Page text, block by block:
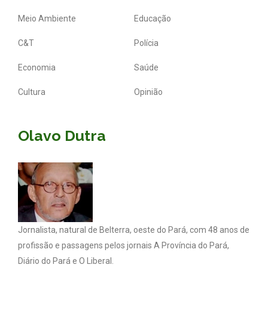
Meio Ambiente Educação
C&T Polícia
Economia Saúde
Cultura Opinião
Olavo Dutra
Jornalista, natural de Belterra, oeste do Pará, com 48 anos de
profissão e passagens pelos jornais A Província do Pará,
Diário do Pará e O Liberal.